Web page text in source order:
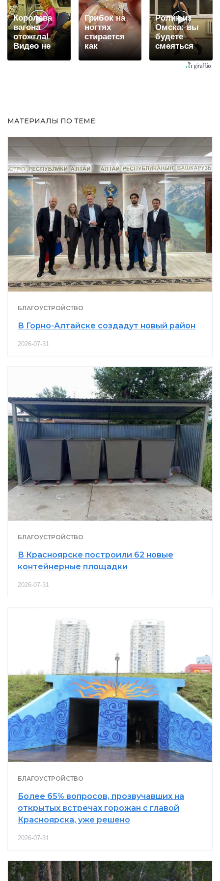
Королева
вагона
отожгла!
Видео не
оставит
Грибок на
ногтях
стирается
как
ластиком!
Ролик из
Омска: вы
будете
смеяться
МАТЕРИАЛЫ ПО ТЕМЕ:
БЛАГОУСТРОЙСТВО
В Горно-Алтайске создадут новый район
2026-07-31
БЛАГОУСТРОЙСТВО
В Красноярске построили 62 новые
контейнерные площадки
2026-07-31
БЛАГОУСТРОЙСТВО
Более 65% вопросов, прозвучавших на
открытых встречах горожан с главой
Красноярска, уже решено
2026-07-31